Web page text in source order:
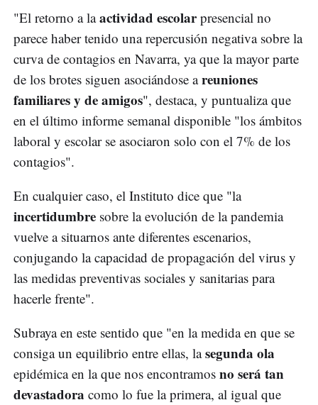
"El retorno a laactividad escolarpresencial no
parece haber tenido una repercusión negativa sobre la
curva de contagios en Navarra, ya que la mayor parte
de los brotes siguen asociándose areuniones
familiares y de amigos", destaca, y puntualiza que
en el último informe semanal disponible "los ámbitos
laboral y escolar se asociaron solo con el 7% de los
contagios".
En cualquier caso, el Instituto dice que "la
incertidumbre sobre la evolución de la pandemia
vuelve a situarnos ante diferentes escenarios,
conjugando la capacidad de propagación del virus y
las medidas preventivas sociales y sanitarias para
hacerle frente".
Subraya en este sentido que "en la medida en que se
consiga un equilibrio entre ellas, lasegunda ola
epidémica en la que nos encontramos no será tan
devastadora como lo fue la primera, al igual que